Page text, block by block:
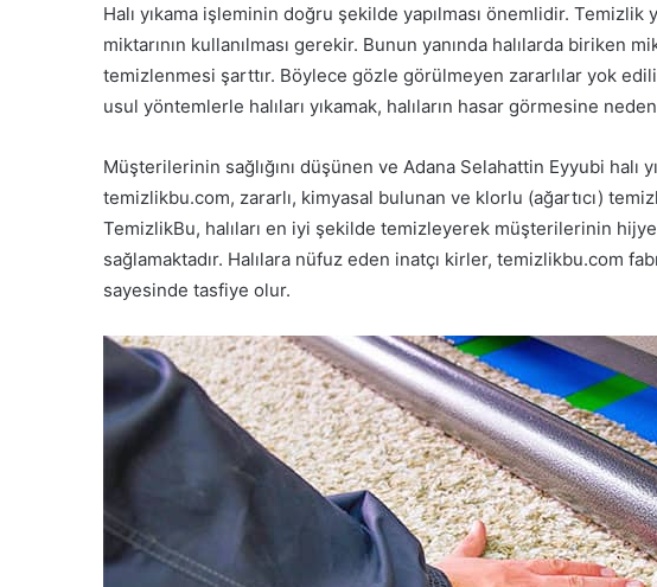
Halı yıkama işleminin doğru şekilde yapılması önemlidir.
miktarının kullanılması gerekir. Bunun yanında halılarda biriken
temizlenmesi şarttır. Böylece gözle görülmeyen zararlılar yok
usul yöntemlerle halıları yıkamak, halıların hasar görmesine
Müşterilerinin sağlığını düşünen ve Adana Selahattin Eyyubi halı
temizlikbu.com, zararlı, kimyasal bulunan ve klorlu (ağartıcı)
TemizlikBu, halıları en iyi şekilde temizleyerek müşterilerinin
sağlamaktadır. Halılara nüfuz eden inatçı kirler, temizlikbu.com
sayesinde tasfiye olur.